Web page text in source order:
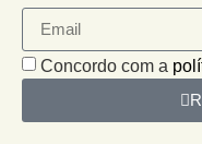
Concordo com a